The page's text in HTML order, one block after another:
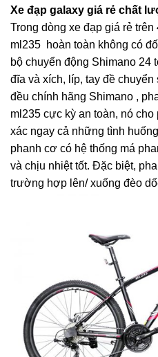
Xe đạp galaxy giá rẻ chất
Trong dòng xe đạp giá rẻ
ml235 hoàn toàn không có
bộ chuyển động Shimano 24
đĩa và xích, líp, tay đề
đều chính hãng Shimano ,
ml235 cực kỳ an toàn, nó
xác ngay cả những tình
phanh cơ có hệ thống má
và chịu nhiệt tốt. Đặc biệt,
trường hợp lên/ xuống đèo